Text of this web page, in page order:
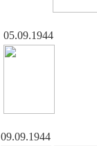
05.09.1944
09.09.1944